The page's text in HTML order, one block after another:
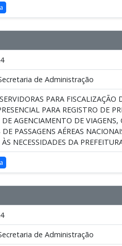
de Administração
PARA
PARA REGISTRO DE
DE AGENCIAMENTO DE
DE PASSAGENS AÉREAS
NECESSIDADES DA
de Administração